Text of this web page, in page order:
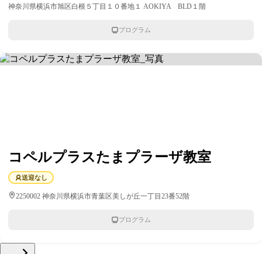
神奈川県横浜市旭区白根５丁目１０番地１ AOKIYA BLD１階
プログラム
コペルプラスたまプラーザ教室
送迎なし
2250002 神奈川県横浜市青葉区美しが丘一丁目23番52階
プログラム